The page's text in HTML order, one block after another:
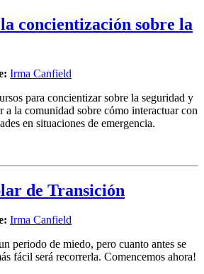
concientización sobre la
Irma Canfield
para concientizar sobre la seguridad y
a la comunidad sobre cómo interactuar con
en situaciones de emergencia.
de Transición
Irma Canfield
periodo de miedo, pero cuanto antes se
fácil será recorrerla. Comencemos ahora!